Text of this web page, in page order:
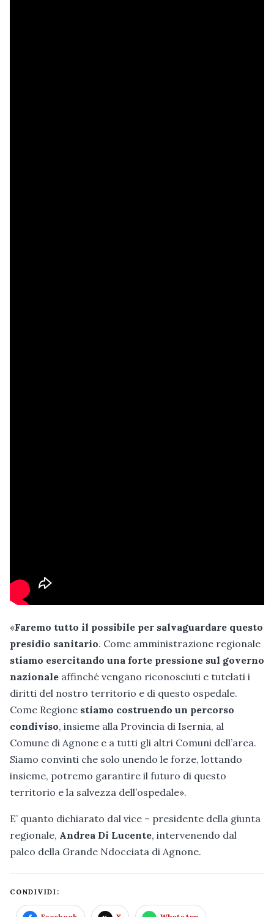
«Faremo tutto il possibile per salvaguardare questo
presidio sanitario. Come amministrazione regionale
stiamo esercitando una forte pressione sul governo
nazionale affinché vengano riconosciuti e tutelati i
diritti del nostro territorio e di questo ospedale.
Come Regione stiamo costruendo un percorso
condiviso, insieme alla Provincia di Isernia, al
Comune di Agnone e a tutti gli altri Comuni dell’area.
Siamo convinti che solo unendo le forze, lottando
insieme, potremo garantire il futuro di questo
territorio e la salvezza dell’ospedale».
E’ quanto dichiarato dal vice – presidente della giunta
regionale, Andrea Di Lucente, intervenendo dal
palco della Grande Ndocciata di Agnone.
CONDIVIDI: